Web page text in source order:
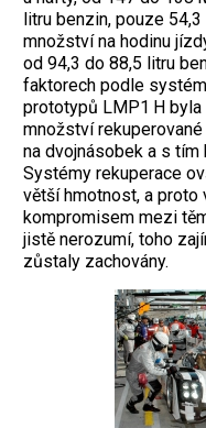
litru benzin, pouze
množství na hodinu
od 94,3 do 88,5 litru
faktorech podle
prototypů LMP1 H
množství
na dvojnásobek a s
Systémy rekuperace
větší hmotnost, a
kompromisem mezi
jistě nerozumí, toho
zůstaly zachovány.